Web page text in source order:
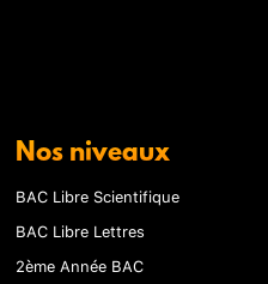
Nos niveaux
BAC Libre Scientifique
BAC Libre Lettres
2ème Année BAC